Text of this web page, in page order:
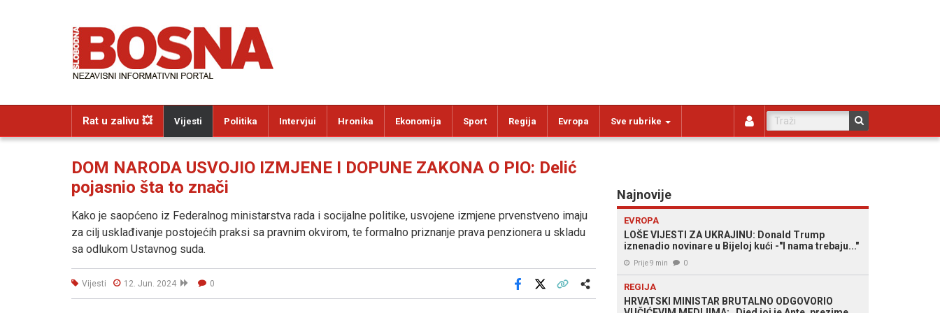
Rat u zalivu 💥 Vijesti Politika Intervjui Hronika Ekonomija Sport Regija Evropa Sve rubrike
DOM NARODA USVOJIO IZMJENE I DOPUNE ZAKONA O PIO: Delić
pojasnio šta to znači
Kako je saopćeno iz Federalnog ministarstva rada i socijalne politike, usvojene izmjene prvenstveno imaju
za cilj usklađivanje postojećih praksi sa pravnim okvirom, te formalno priznanje prava penzionera u skladu
sa odlukom Ustavnog suda.
Vijesti 12. Jun. 2024 0
Facebook
Najnovije
EVROPA
LOŠE VIJESTI ZA UKRAJINU: Donald Trump
iznenadio novinare u Bijeloj kući -"I nama trebaju..."
Prije 9 min 0
REGIJA
HRVATSKI MINISTAR BRUTALNO ODGOVORIO